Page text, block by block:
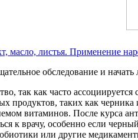
масло, листья. Применение
обследование и
так как часто
продуктов, таких как
витаминов. После курса
к врачу, особенно если
или другие